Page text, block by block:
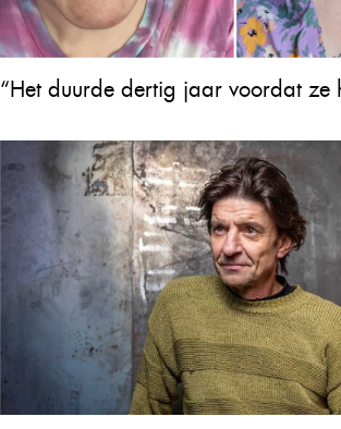
“Het duurde dertig jaar voordat ze